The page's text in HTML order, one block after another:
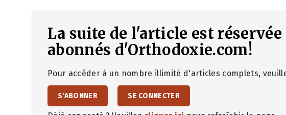
La suite de l'article est réservée
abonnés d'Orthodoxie.com!
Pour accéder à un nombre illimité d'articles complets,
S'ABONNER SE CONNECTER